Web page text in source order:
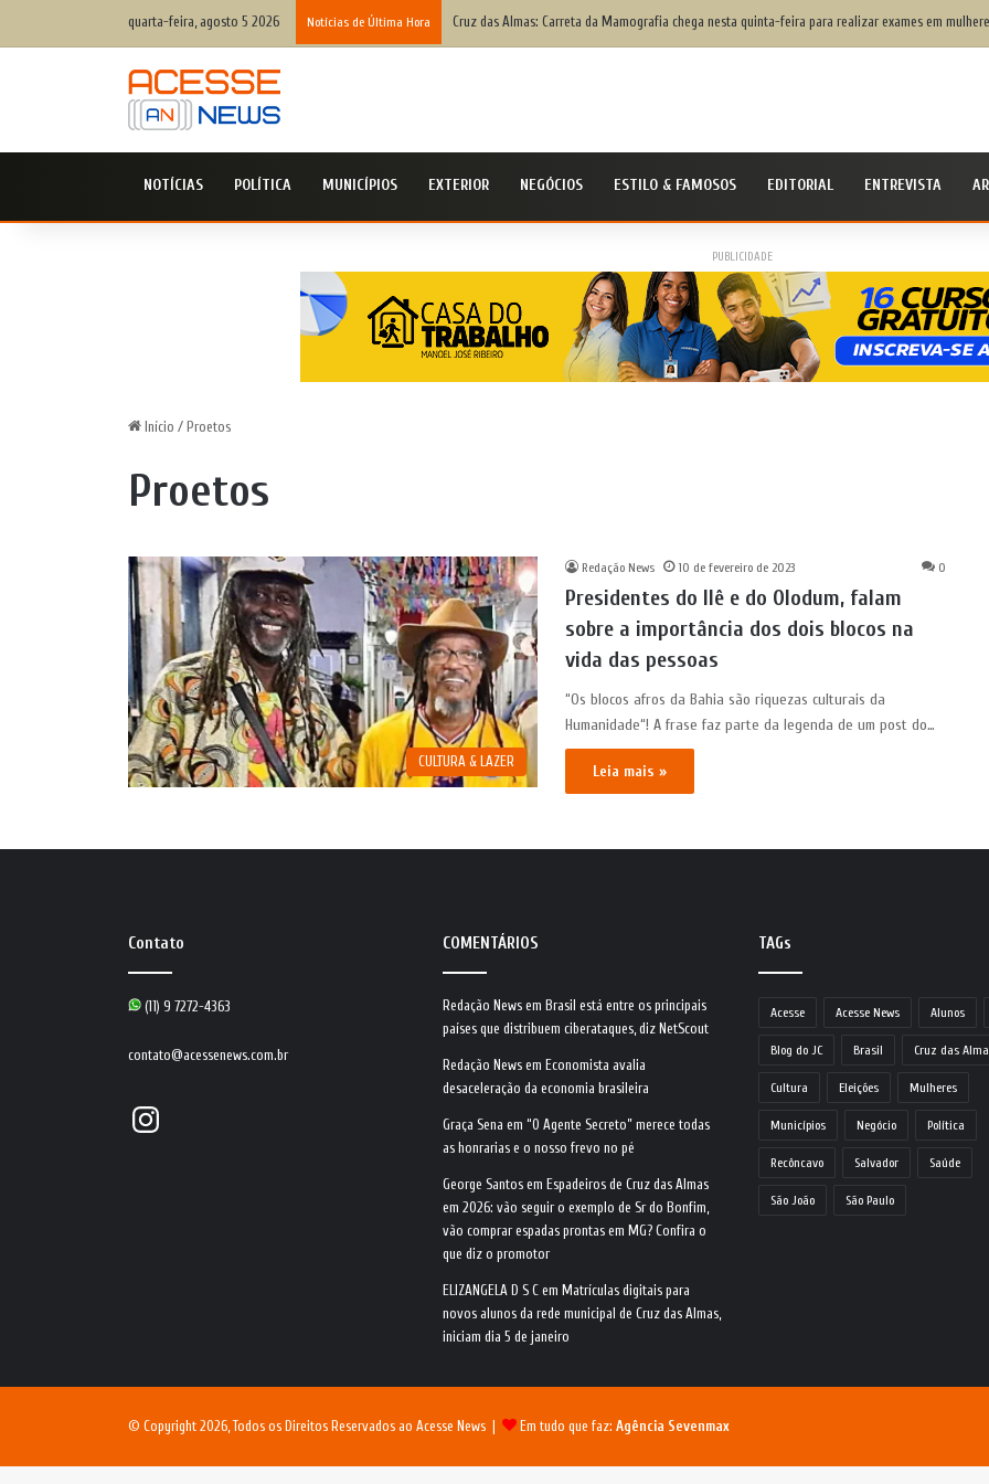
quarta-feira, agosto 5 2026 Notícias de Última Hora Cruz das Almas: Carreta da Mamografia chega nesta quinta-feira para realizar exames em
NOTÍCIAS POLÍTICA MUNICÍPIOS EXTERIOR NEGÓCIOS ESTILO & FAMOSOS EDITORIAL ENTREVISTA
PUBLICIDADE
Início / Proetos
Proetos
CULTURA & LAZER
Redação News 10 de fevereiro de 2023 0
Presidentes do Ilê e do Olodum, falam
sobre a importância dos dois blocos na
vida das pessoas
“Os blocos afros da Bahia são riquezas culturais da
Humanidade“! A frase faz parte da legenda de um post do…
Leia mais »
Contato
(11) 9 7272-4363
contato@acessenews.com.br
Instagram
COMENTÁRIOS
Redação News em Brasil está entre os principais
países que distribuem ciberataques, diz NetScout
Redação News em Economista avalia
desaceleração da economia brasileira
Graça Sena em“O Agente Secreto” merece todas
as honrarias e o nosso frevo no pé
George Santos em Espadeiros de Cruz das Almas
em 2026: vão seguir o exemplo de Sr do Bonfim,
vão comprar espadas prontas em MG? Confira o
que diz o promotor
ELIZANGELA D S C em Matrículas digitais para
novos alunos da rede municipal de Cruz das Almas,
iniciam dia 5 de janeiro
TAGs
Acesse Acesse News Alunos
Blog do JC Brasil Cruz das
Cultura Eleições Mulheres
Municípios Negócio Política
Recôncavo Salvador Saúde
São João São Paulo
© Copyright 2026, Todos os Direitos Reservados ao Acesse News | Em tudo que faz: Agência Sevenmax